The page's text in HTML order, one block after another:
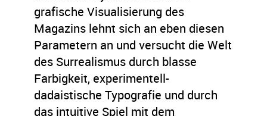
grafische Visualisierung des
Magazins lehnt sich an eben diesen
Parametern an und versucht die Welt
des Surrealismus durch blasse
Farbigkeit, experimentell-
dadaistische Typografie und durch
das intuitive Spiel mit dem